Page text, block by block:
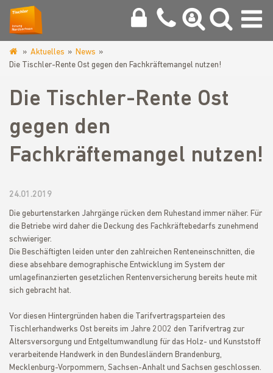
www.tischlerinnung-
Aktuelles
News
Die Tischler-Rente Ost gegen den Fachkräftemangel nutzen!
Die Tischler-Rente Ost
gegen den
Fachkräftemangel nutzen!
24.01.2019
Die geburtenstarken Jahrgänge rücken dem Ruhestand immer näher. Für
die Betriebe wird daher die Deckung des Fachkräftebedarfs zunehmend
schwieriger.
Die Beschäftigten leiden unter den zahlreichen Renteneinschnitten, die
diese absehbare demographische Entwicklung im System der
umlagefinanzierten gesetzlichen Rentenversicherung bereits heute mit
sich gebracht hat.
Vor diesen Hintergründen haben die Tarifvertragsparteien des
Tischlerhandwerks Ost bereits im Jahre 2002 den Tarifvertrag zur
Altersversorgung und Entgeltumwandlung für das Holz- und Kunststoff
verarbeitende Handwerk in den Bundesländern Brandenburg,
Mecklenburg-Vorpommern, Sachsen-Anhalt und Sachsen geschlossen.